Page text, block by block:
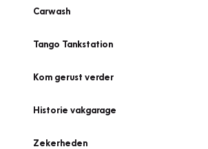
Carwash
Tango Tankstation
Kom gerust verder
Historie vakgarage
Zekerheden